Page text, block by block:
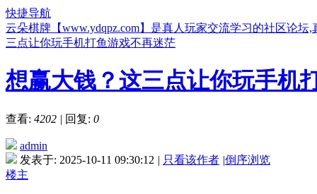
快捷导航
云朵棋牌【www.ydqpz.com】是真人玩家交流学习的社区论坛
三点让你玩手机打鱼游戏不再迷茫
想赢大钱？这三点让你玩手机
查看: 4202 | 回复: 0
admin
发表于: 2025-10-11 09:30:12 | 只看该作者 |倒序浏览
楼主